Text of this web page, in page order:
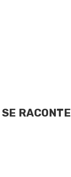
RACONTE